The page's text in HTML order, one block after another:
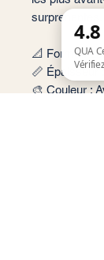
surprenantes.
📐 Format:
📏 Épaisseur
🎨 Couleur :